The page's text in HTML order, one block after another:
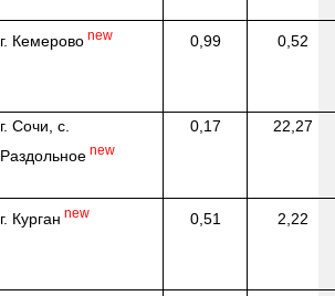
г. Кемерово new 0,99 0,52
г. Сочи, с.
Раздольное new
0,17 22,27
г. Курган new 0,51 2,22